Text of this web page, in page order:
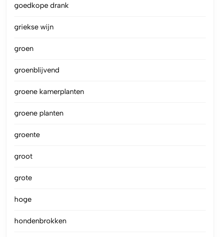
goedkope drank
griekse wijn
groen
groenblijvend
groene kamerplanten
groene planten
groente
groot
grote
hoge
hondenbrokken